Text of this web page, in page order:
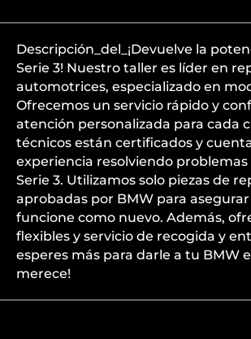
Descripción_del_¡Devuelve la
Serie 3! Nuestro taller es líder en
automotrices, especializado en
Ofrecemos un servicio rápido y
atención personalizada para cada
técnicos están certificados y
experiencia resolviendo problemas
Serie 3. Utilizamos solo piezas de
aprobadas por BMW para
funcione como nuevo. Además,
flexibles y servicio de recogida y
esperes más para darle a tu BMW
merece!